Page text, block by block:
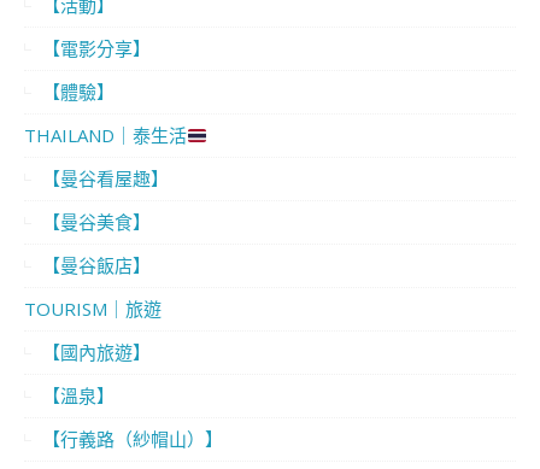
【活動】
【電影分享】
【體驗】
THAILAND｜泰生活
【曼谷看屋趣】
【曼谷美食】
【曼谷飯店】
TOURISM｜旅遊
【國內旅遊】
【溫泉】
【行義路（紗帽山）】